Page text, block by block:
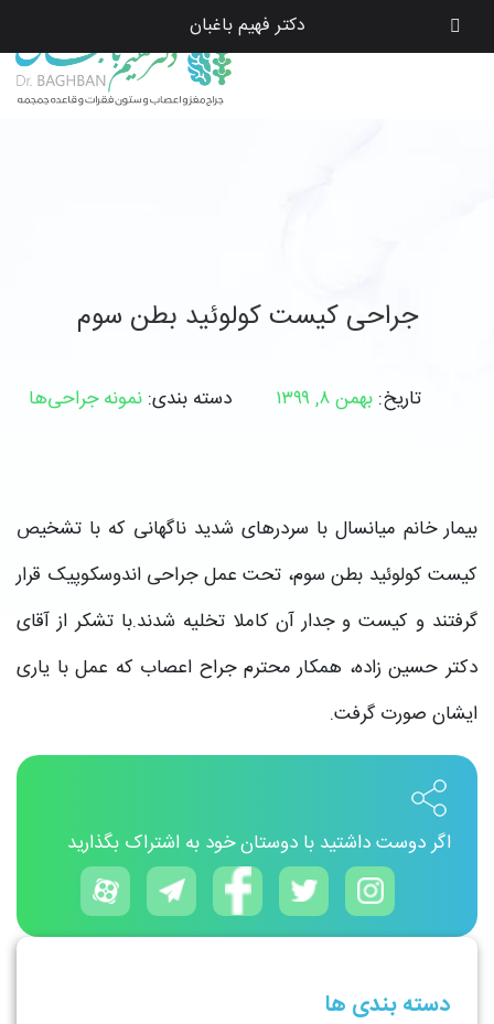
دکتر فهیم باغبان
جراحی کیست کولوئید بطن سوم
تاریخ: بهمن ۸, ۱۳۹۹ دسته بندی: نمونه جراحی‌ها
بیمار خانم میانسال با سردرهای شدید ناگهانی که با تشخیص
کیست کولوئید بطن سوم، تحت عمل جراحی اندوسکوپیک قرار
گرفتند و کیست و جدار آن کاملا تخلیه شدند.با تشکر از آقای
دکتر حسین زاده، همکار محترم جراح اعصاب که عمل با یاری
ایشان صورت گرفت.
اگر دوست داشتید با دوستان خود به اشتراک بگذارید
دسته بندی ها